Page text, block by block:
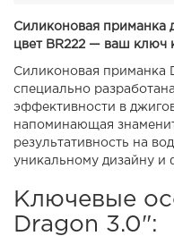
Силиконовая приманка
цвет BR222 — ваш ключ
Силиконовая приманка
специально
эффективности в
напоминающая
результативность на
уникальному дизайну и
Ключевые
Dragon 3.0":